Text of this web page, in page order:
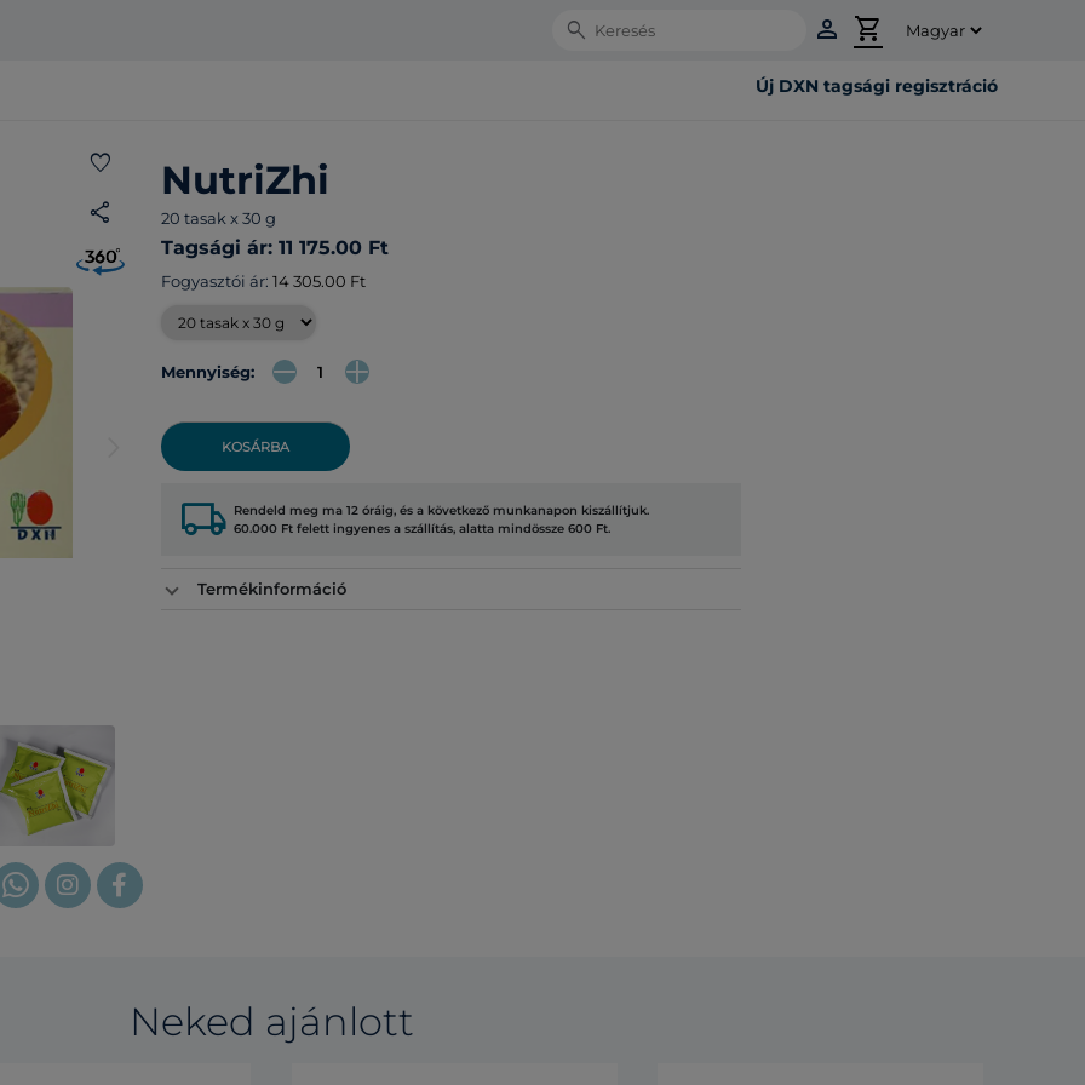
Search person shopping_cart
Új DXN tagsági regisztráció
favorite
share
NutriZhi
20 tasak x 30 g
Tagsági ár: 11 175.00 Ft
Fogyasztói ár: 14 305.00 Ft
Mennyiség:
KOSÁRBA
local_shipping Rendeld meg ma 12 óráig, és a következő munkanapon kiszállítjuk.
60.000 Ft felett ingyenes a szállítás, alatta mindössze 600 Ft.
Termékinformáció
Neked ajánlott